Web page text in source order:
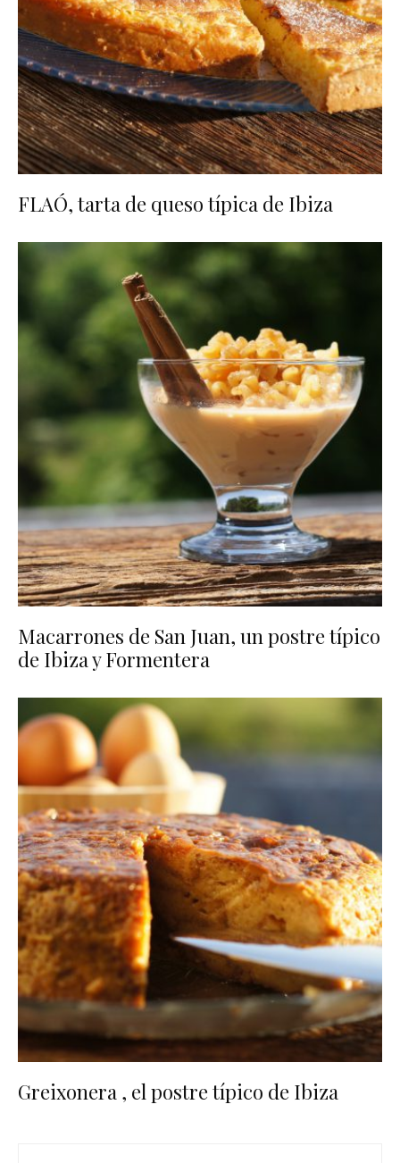
FLAÓ, tarta de queso típica de Ibiza
Macarrones de San Juan, un postre típico
de Ibiza y Formentera
Greixonera , el postre típico de Ibiza